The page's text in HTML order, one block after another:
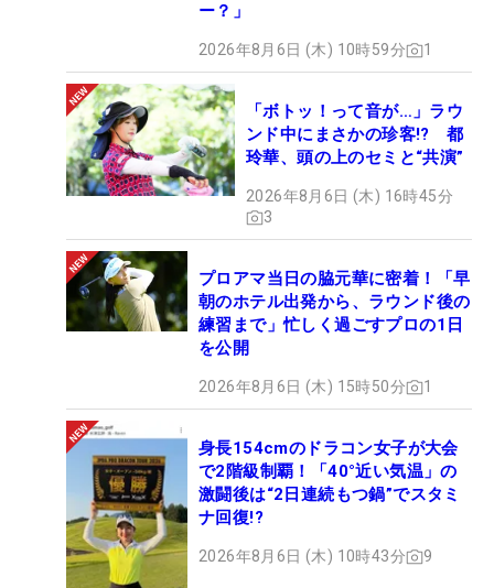
ー？」
2026年8月6日 (木) 10時59分 1
「ボトッ！って音が…」ラウ
ンド中にまさかの珍客!? 都
玲華、頭の上のセミと“共演”
2026年8月6日 (木) 16時45分
3
プロアマ当日の脇元華に密着！「早
朝のホテル出発から、ラウンド後の
練習まで」忙しく過ごすプロの1日
を公開
2026年8月6日 (木) 15時50分 1
身長154cmのドラコン女子が大会
で2階級制覇！「40°近い気温」の
激闘後は“2日連続もつ鍋”でスタミ
ナ回復!?
2026年8月6日 (木) 10時43分 9